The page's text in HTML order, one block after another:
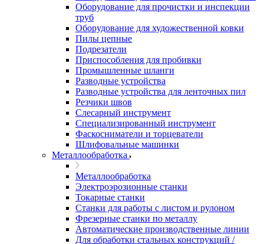
Оборудование для прочистки и инспекции
труб
Оборудование для художественной ковки
Пилы цепные
Подрезатели
Приспособления для пробивки
Промышленные шланги
Разводные устройства
Разводные устройства для ленточных пил
Резчики швов
Слесарный инструмент
Специализированный инструмент
Фаскосниматели и торцеватели
Шлифовальные машинки
Металлообработка
Металлообработка
Электроэрозионные станки
Токарные станки
Станки для работы с листом и рулоном
Фрезерные станки по металлу
Автоматические производственные линии
Для обработки стальных конструкций /